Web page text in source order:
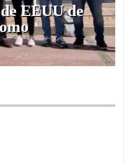
EEUU de